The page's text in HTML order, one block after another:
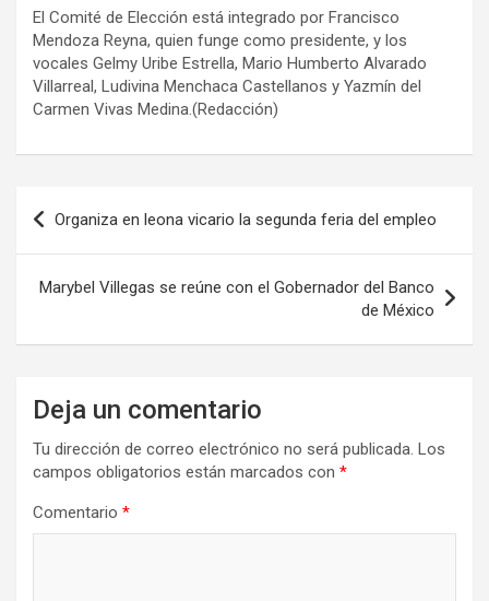
El Comité de Elección está integrado por Francisco
Mendoza Reyna, quien funge como presidente, y los
vocales Gelmy Uribe Estrella, Mario Humberto Alvarado
Villarreal, Ludivina Menchaca Castellanos y Yazmín del
Carmen Vivas Medina.(Redacción)
Navegación
de
entradas
Organiza en leona vicario la segunda feria del empleo
Marybel Villegas se reúne con el Gobernador del Banco
de México
Deja un comentario
Tu dirección de correo electrónico no será publicada. Los
campos obligatorios están marcados con *
Comentario *